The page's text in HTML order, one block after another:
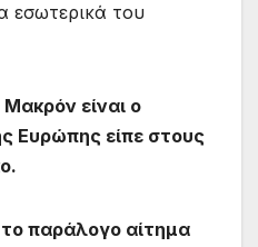
εσωτερικά του
είναι ο
Ευρώπης είπε στους
παράλογο αίτημα